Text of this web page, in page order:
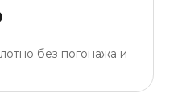
без погонажа и